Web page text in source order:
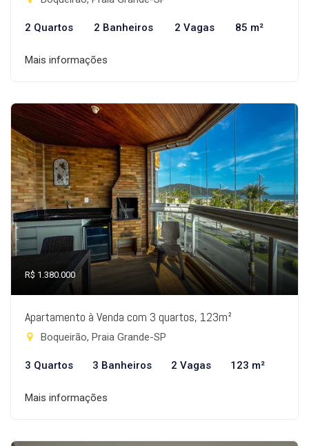
2 Quartos 2 Banheiros 2 Vagas 85 m²
Mais informações
R$ 1.380.000
Apartamento à Venda com 3 quartos, 123m²
Boqueirão, Praia Grande-SP
3 Quartos 3 Banheiros 2 Vagas 123 m²
Mais informações